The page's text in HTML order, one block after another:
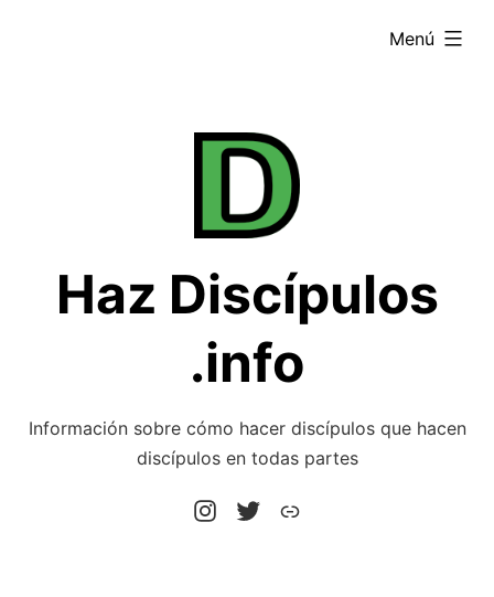
Haz Discípulos
.info
Información sobre cómo hacer discípulos que hacen
discípulos en todas partes
Menú
ampliado
Instrgram
X Web